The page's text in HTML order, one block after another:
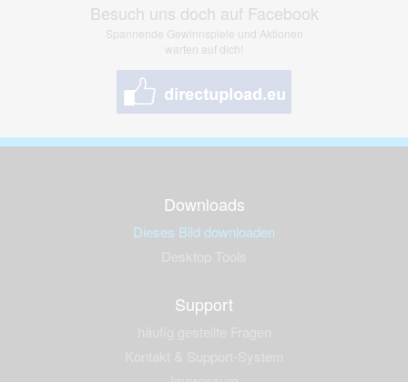
Besuch uns doch auf Facebook
Spannende Gewinnspiele und Aktionen
warten auf dich!
Downloads
Dieses Bild downloaden
Support